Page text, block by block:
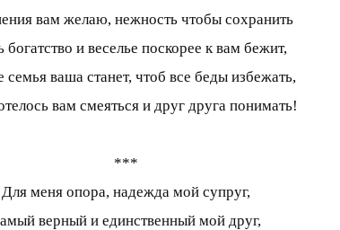
вам желаю, нежность чтобы сохранить
богатство и веселье поскорее к вам бежит,
семья ваша станет, чтоб все беды избежать,
вам смеяться и друг друга понимать!
***
Для меня опора, надежда мой супруг,
верный и единственный мой друг,